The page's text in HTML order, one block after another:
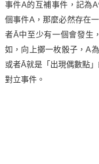
事件A的互補事件，記為
個事件A，那麼必然存在
者Ā中至少有一個會發生
如，向上擲一枚骰子，A
或者Ā就是「出現偶數點
對立事件。